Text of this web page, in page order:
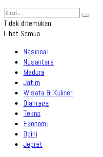
Tidak ditemukan
Lihat Semua
Nasional
Nusantara
Madura
Jatim
Wisata & Kuliner
Olahraga
Tekno
Ekonomi
Opini
Jepret